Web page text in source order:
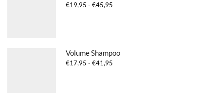
€19,95 - €45,95
Volume Shampoo
€17,95 - €41,95